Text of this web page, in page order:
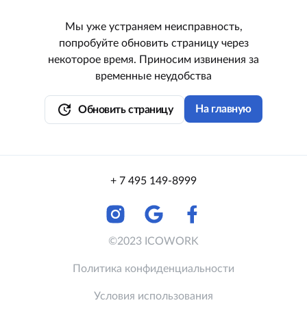
Мы уже устраняем неисправность,
попробуйте обновить страницу через
некоторое время. Приносим извинения за
временные неудобства
update Обновить страницу На главную
+ 7 495 149-8999
©2023 ICOWORK
Политика конфиденциальности
Условия использования